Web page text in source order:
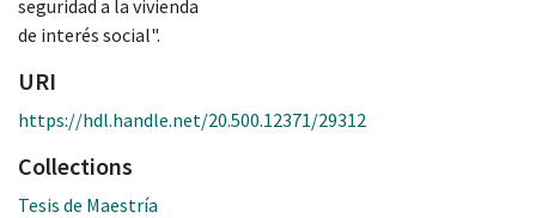
seguridad a la vivienda
de interés social".
URI
https://hdl.handle.net/20.500.12371/29312
Collections
Tesis de Maestría